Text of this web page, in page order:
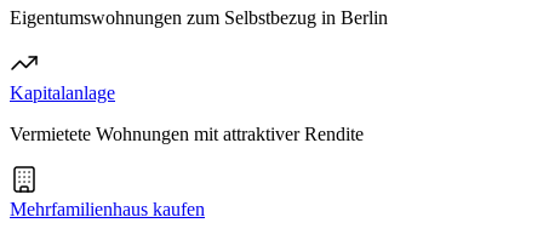
Eigentumswohnungen zum Selbstbezug in Berlin
Kapitalanlage
Vermietete Wohnungen mit attraktiver Rendite
Mehrfamilienhaus kaufen